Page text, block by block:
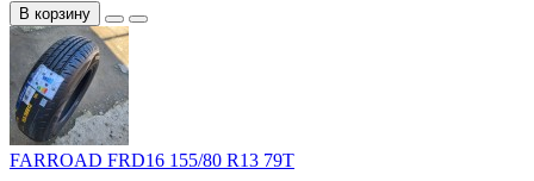
В корзину
FARROAD FRD16 155/80 R13 79T